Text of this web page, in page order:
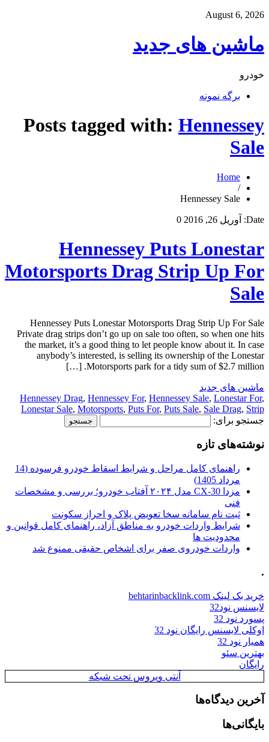
August 6, 2026
ماشین های جدید
خودرو
برگه نمونه
Posts tagged with: Hennessey
Sale
Home
/
Hennessey Sale
Date: آوریل 26, 2016 0
Hennessey Puts Lonestar
Motorsports Drag Strip Up For
Sale
Hennessey Puts Lonestar Motorsports Drag Strip Up For Sale
Private drag strips don’t go up on sale too often, so when one hits
the market, it’s a good thing to let people know about it. In case
anybody’s interested, is selling its ownership of the Lonestar
Motorsports park for a tidy sum of $2.7 million. […]
ماشین های جدید
Hennessey Drag, Hennessey For, Hennessey Sale, Lonestar For,
Lonestar Sale, Motorsports, Puts For, Puts Sale, Sale Drag, Strip
جستجو برای:
نوشته‌های تازه
راهنمای کامل مراحل و شرایط اسقاط خودرو فرسوده (14
مرداد 1405)
مزدا CX-30 مدل ۲۰۲۴ آفتاب خودرو؛ بررسی و مشخصات
فنی
ثبت نام سامانه سخا تعویض پلاک و احراز سکونت
شرایط واردات خودرو به مناطق آزاد، راهنمای کامل قوانین و
محدودیت ها
واردات خودروی صفر برای اشخاص حقیقی ممنوع شد
.
خرید بک لینک behtarinbacklink.com
لایسنس نود32
پسورد نود 32
اوکلی لایسنس رایگان نود 32
همیار نود 32
بهترین سئو
رایگان
آنتی ویروس تحت شبکه
آخرین دیدگاه‌ها
بایگانی‌ها